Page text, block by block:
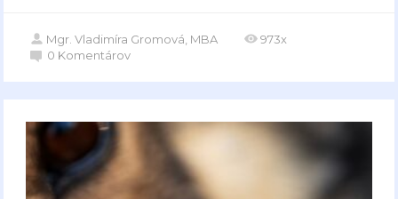
Mgr. Vladimíra Gromová, MBA
973x
0 Komentárov